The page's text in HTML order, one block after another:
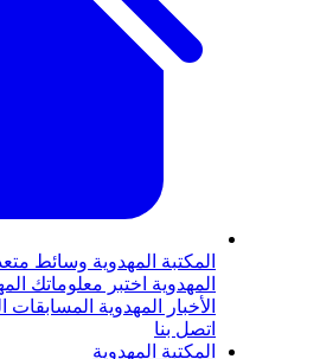
المهدويةوسائط متعددةالأسئلة
اختبر معلوماتك المهدويةالطفولة
المهدويةالمسابقات المهدوية
المهدوية